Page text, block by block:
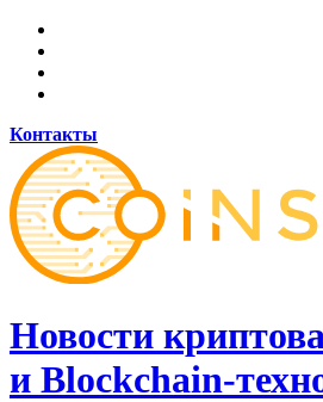
Контакты
Новости
и Blockchain-